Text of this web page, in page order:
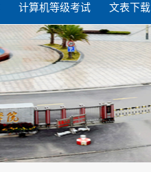
计算机等级考试 文表下载